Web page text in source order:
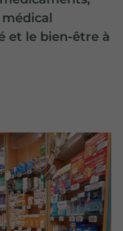
et le bien-être à